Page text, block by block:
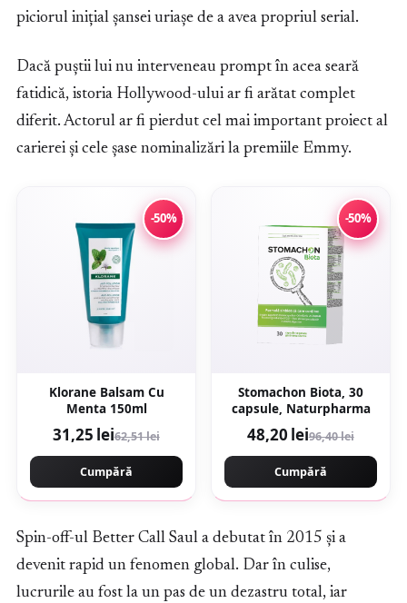
piciorul inițial șansei uriașe de a avea propriul serial.
Dacă puștii lui nu interveneau prompt în acea seară
fatidică, istoria Hollywood-ului ar fi arătat complet
diferit. Actorul ar fi pierdut cel mai important proiect al
carierei și cele șase nominalizări la premiile Emmy.
-50%
Klorane Balsam Cu
Menta 150ml
31,25 lei62,51 lei
Cumpără
-50%
Stomachon Biota, 30
capsule, Naturpharma
48,20 lei96,40 lei
Cumpără
Spin-off-ul Better Call Saul a debutat în 2015 și a
devenit rapid un fenomen global. Dar în culise,
lucrurile au fost la un pas de un dezastru total, iar